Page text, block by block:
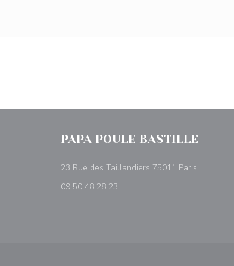
PAPA POULE BASTILLE
23 Rue des Taillandiers 75011 Paris
09 50 48 28 23